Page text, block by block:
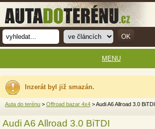
Inzerát byl již smazán.
Auta do terénu > Offroad bazar 4x4 > Audi A6 Allroad 3.0 BiTDI
Audi A6 Allroad 3.0 BiTDI
MENU